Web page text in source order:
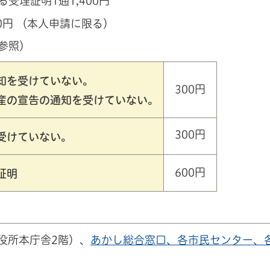
（本人申請に限る）
照）
を受けていない。
の宣告の通知を受けていない。
300円
けていない。 300円
明 600円
所本庁舎2階）、 あかし総合窓口、各市民センター、